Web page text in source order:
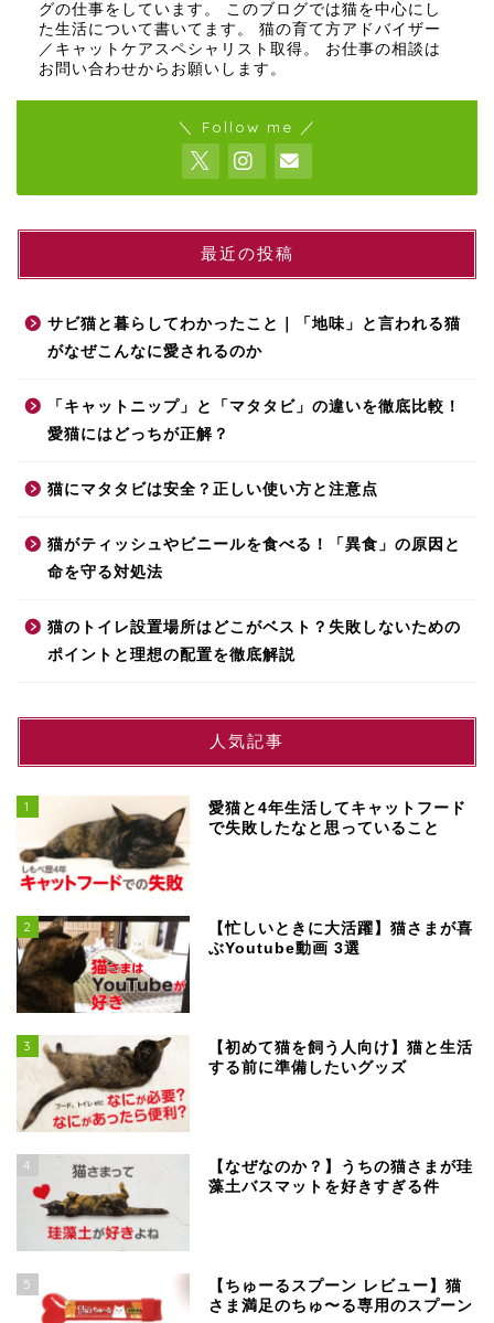
グの仕事をしています。 このブログでは猫を中心にし
た生活について書いてます。 猫の育て方アドバイザー
／キャットケアスペシャリスト取得。 お仕事の相談は
お問い合わせからお願いします。
＼ Follow me ／
最近の投稿
サビ猫と暮らしてわかったこと｜「地味」と言われる猫
がなぜこんなに愛されるのか
「キャットニップ」と「マタタビ」の違いを徹底比較！
愛猫にはどっちが正解？
猫にマタタビは安全？正しい使い方と注意点
猫がティッシュやビニールを食べる！「異食」の原因と
命を守る対処法
猫のトイレ設置場所はどこがベスト？失敗しないための
ポイントと理想の配置を徹底解説
人気記事
1
愛猫と4年生活してキャットフード
で失敗したなと思っていること
2
【忙しいときに大活躍】猫さまが喜
ぶYoutube動画 3選
3
【初めて猫を飼う人向け】猫と生活
する前に準備したいグッズ
4
【なぜなのか？】うちの猫さまが珪
藻土バスマットを好きすぎる件
5
【ちゅーるスプーン レビュー】猫
さま満足のちゅ〜る専用のスプーン